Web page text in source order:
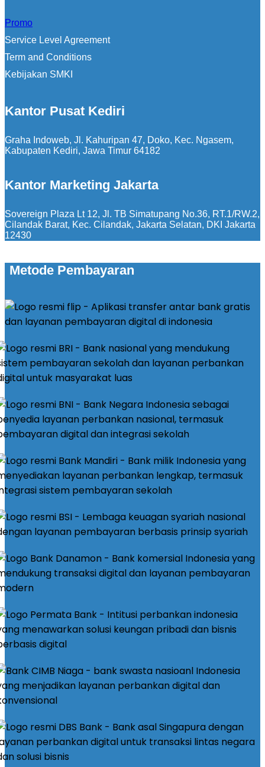
Promo
Service Level Agreement
Term and Conditions
Kebijakan SMKI
Kantor Pusat Kediri
Graha Indoweb, Jl. Kahuripan 47, Doko, Kec. Ngasem,
Kabupaten Kediri, Jawa Timur 64182
Kantor Marketing Jakarta
Sovereign Plaza Lt 12, Jl. TB Simatupang No.36, RT.1/RW.2,
Cilandak Barat, Kec. Cilandak, Jakarta Selatan, DKI Jakarta
12430
Metode Pembayaran